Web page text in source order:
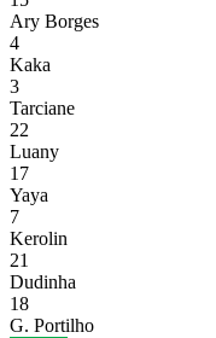
Ary Borges
4
Kaka
3
Tarciane
22
Luany
17
Yaya
7
Kerolin
21
Dudinha
18
G. Portilho